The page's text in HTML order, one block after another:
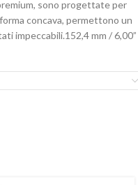
sono progettate per
concava, permettono un
impeccabili.152,4 mm / 6,00”